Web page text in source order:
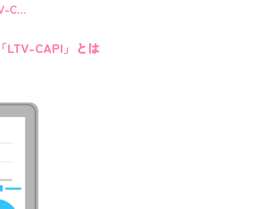
Cookie規制時代の広告最適解：計測崩壊を防ぐ「LTV-CAPI」とは
LTV-CAPI」とは